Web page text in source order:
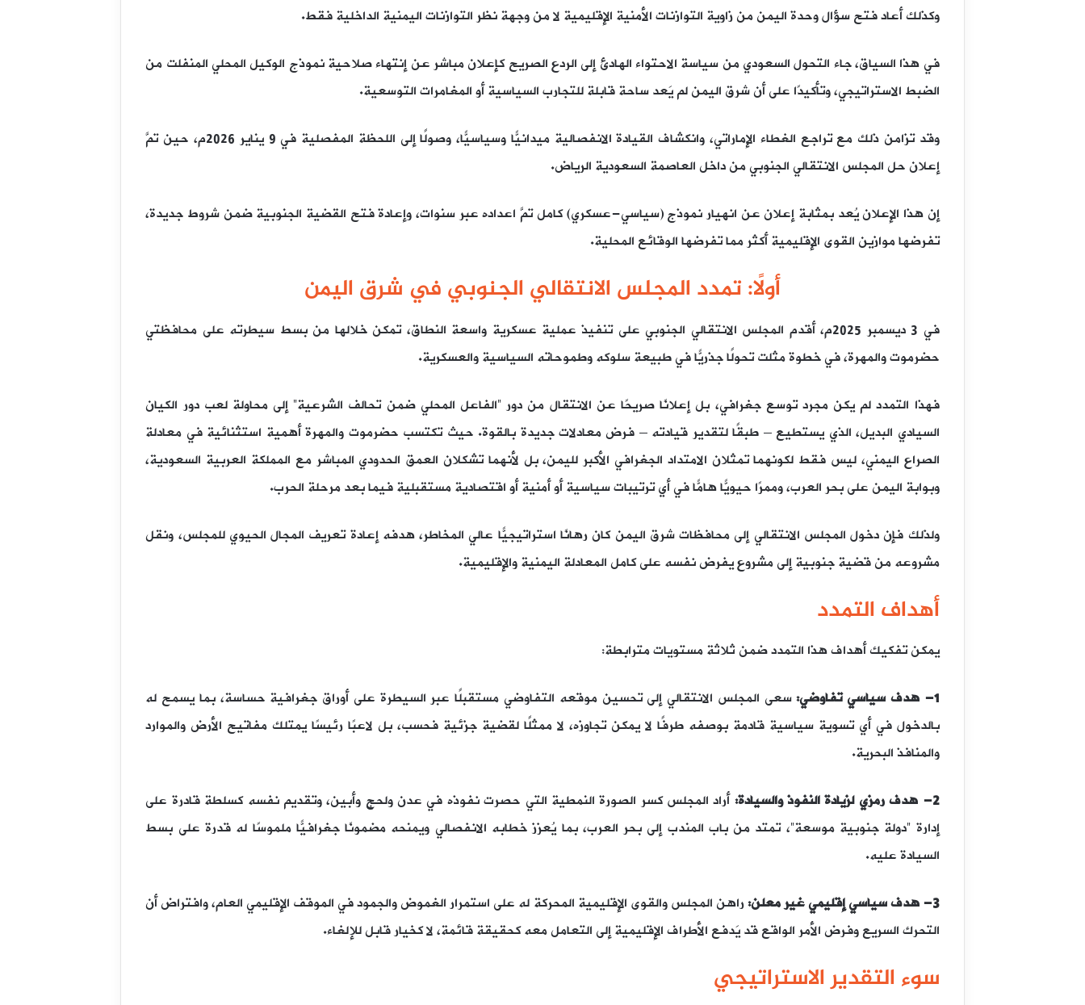
وكذلك أعاد فتح سؤال وحدة اليمن من زاوية التوازنات الأمنية الإقليمية لا من وجهة نظر التوازنات اليمنية الداخلية فقط.
في هذا السياق، جاء التحول السعودي من سياسة الاحتواء الهادئ إلى الردع الصريح كإعلان مباشر عن إنتهاء صلاحية نموذج الوكيل المحلي المنفلت من
الضبط الاستراتيجي، وتأكيدًا على أن شرق اليمن لم يَعد ساحة قابلة للتجارب السياسية أو المغامرات التوسعية.
وقد تزامن ذلك مع تراجع الغطاء الإماراتي، وانكشاف القيادة الانفصالية ميدانيًّا وسياسيًّا، وصولًا إلى اللحظة المفصلية في 9 يناير 2026م، حين تمَّ
إعلان حل المجلس الانتقالي الجنوبي من داخل العاصمة السعودية الرياض.
إن هذا الإعلان يُعد بمثابة إعلان عن انهيار نموذج (سياسي-عسكري) كامل تمَّ اعداده عبر سنوات، وإعادة فتح القضية الجنوبية ضمن شروط جديدة،
تفرضها موازين القوى الإقليمية أكثر مما تفرضها الوقائع المحلية.
أولًا: تمدد المجلس الانتقالي الجنوبي في شرق اليمن
في 3 ديسمبر 2025م، أقدم المجلس الانتقالي الجنوبي على تنفيذ عملية عسكرية واسعة النطاق، تمكن خلالها من بسط سيطرته على محافظتي
حضرموت والمهرة، في خطوة مثلت تحولًا جذريًّا في طبيعة سلوكه وطموحاته السياسية والعسكرية.
فهذا التمدد لم يكن مجرد توسع جغرافي، بل إعلانًا صريحًا عن الانتقال من دور “الفاعل المحلي ضمن تحالف الشرعية” إلى محاولة لعب دور الكيان
السيادي البديل، الذي يستطيع – طبقًا لتقدير قيادته – فرض معادلات جديدة بالقوة. حيث تكتسب حضرموت والمهرة أهمية استثنائية في معادلة
الصراع اليمني، ليس فقط لكونهما تمثلان الامتداد الجغرافي الأكبر لليمن، بل لأنهما تشكلان العمق الحدودي المباشر مع المملكة العربية السعودية،
وبوابة اليمن على بحر العرب، وممرًا حيويًّا هامًّا في أي ترتيبات سياسية أو أمنية أو اقتصادية مستقبلية فيما بعد مرحلة الحرب.
ولذلك فإن دخول المجلس الانتقالي إلى محافظات شرق اليمن كان رهانًا استراتيجيًّا عالي المخاطر، هدفه إعادة تعريف المجال الحيوي للمجلس، ونقل
مشروعه من قضية جنوبية إلى مشروع يفرض نفسه على كامل المعادلة اليمنية والإقليمية.
أهداف التمدد
يمكن تفكيك أهداف هذا التمدد ضمن ثلاثة مستويات مترابطة:
1- هدف سياسي تفاوضي:
سعى المجلس الانتقالي إلى تحسين موقعه التفاوضي مستقبلًا عبر السيطرة على أوراق جغرافية حساسة، بما يسمح له
بالدخول في أي تسوية سياسية قادمة بوصفه طرفًا لا يمكن تجاوزه، لا ممثلًا لقضية جزئية فحسب، بل لاعبًا رئيسًا يمتلك مفاتيح الأرض والموارد
والمنافذ البحرية.
2- هدف رمزي لزيادة النفوذ والسيادة:
أراد المجلس كسر الصورة النمطية التي حصرت نفوذه في عدن ولحج وأبين، وتقديم نفسه كسلطة قادرة على
إدارة “دولة جنوبية موسعة”، تمتد من باب المندب إلى بحر العرب، بما يُعزز خطابه الانفصالي ويمنحه مضمونًا جغرافيًّا ملموسًا له قدرة على بسط
السيادة عليه.
3- هدف سياسي إقليمي غير معلن:
راهن المجلس والقوى الإقليمية المحركة له على استمرار الغموض والجمود في الموقف الإقليمي العام، وافتراض أن
التحرك السريع وفرض الأمر الواقع قد يَدفع الأطراف الإقليمية إلى التعامل معه كحقيقة قائمة، لا كخيار قابل للإلغاء.
سوء التقدير الاستراتيجي